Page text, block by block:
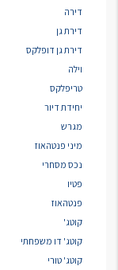
דירה
דירת גן
דירת גן דופלקס
וילה
טריפלקס
יחידת דיור
מגרש
מיני פנטהאוז
נכס מסחרי
פטיו
פנטהאוז
קוטג'
קוטג' דו משפחתי
קוטג' טורי